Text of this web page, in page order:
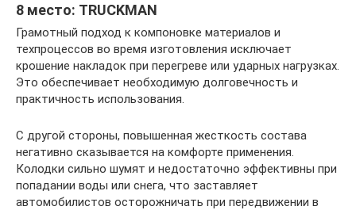
8 место: TRUCKMAN
Грамотный подход к компоновке материалов и
техпроцессов во время изготовления исключает
крошение накладок при перегреве или ударных нагрузках.
Это обеспечивает необходимую долговечность и
практичность использования.
С другой стороны, повышенная жесткость состава
негативно сказывается на комфорте применения.
Колодки сильно шумят и недостаточно эффективны при
попадании воды или снега, что заставляет
автомобилистов осторожничать при передвижении в